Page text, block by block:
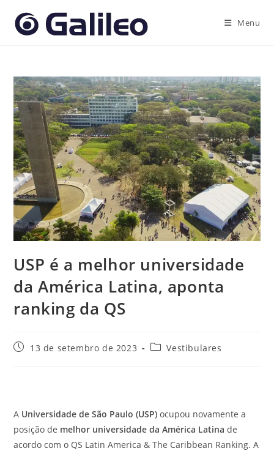
para
Menu
USP é a melhor universidade
da América Latina, aponta
ranking da QS
Post13 de setembro de 2023
Categoria
Vestibulares
A Universidade de São Paulo (USP) ocupou novamente a
posição de melhor universidade da América Latinade
acordo com o QS Latin America & The Caribbean Ranking. A